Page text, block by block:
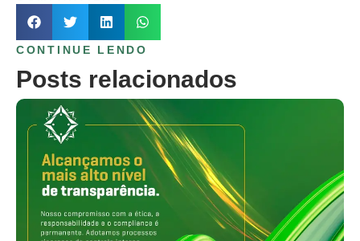
CONTINUE LENDO
Posts relacionados